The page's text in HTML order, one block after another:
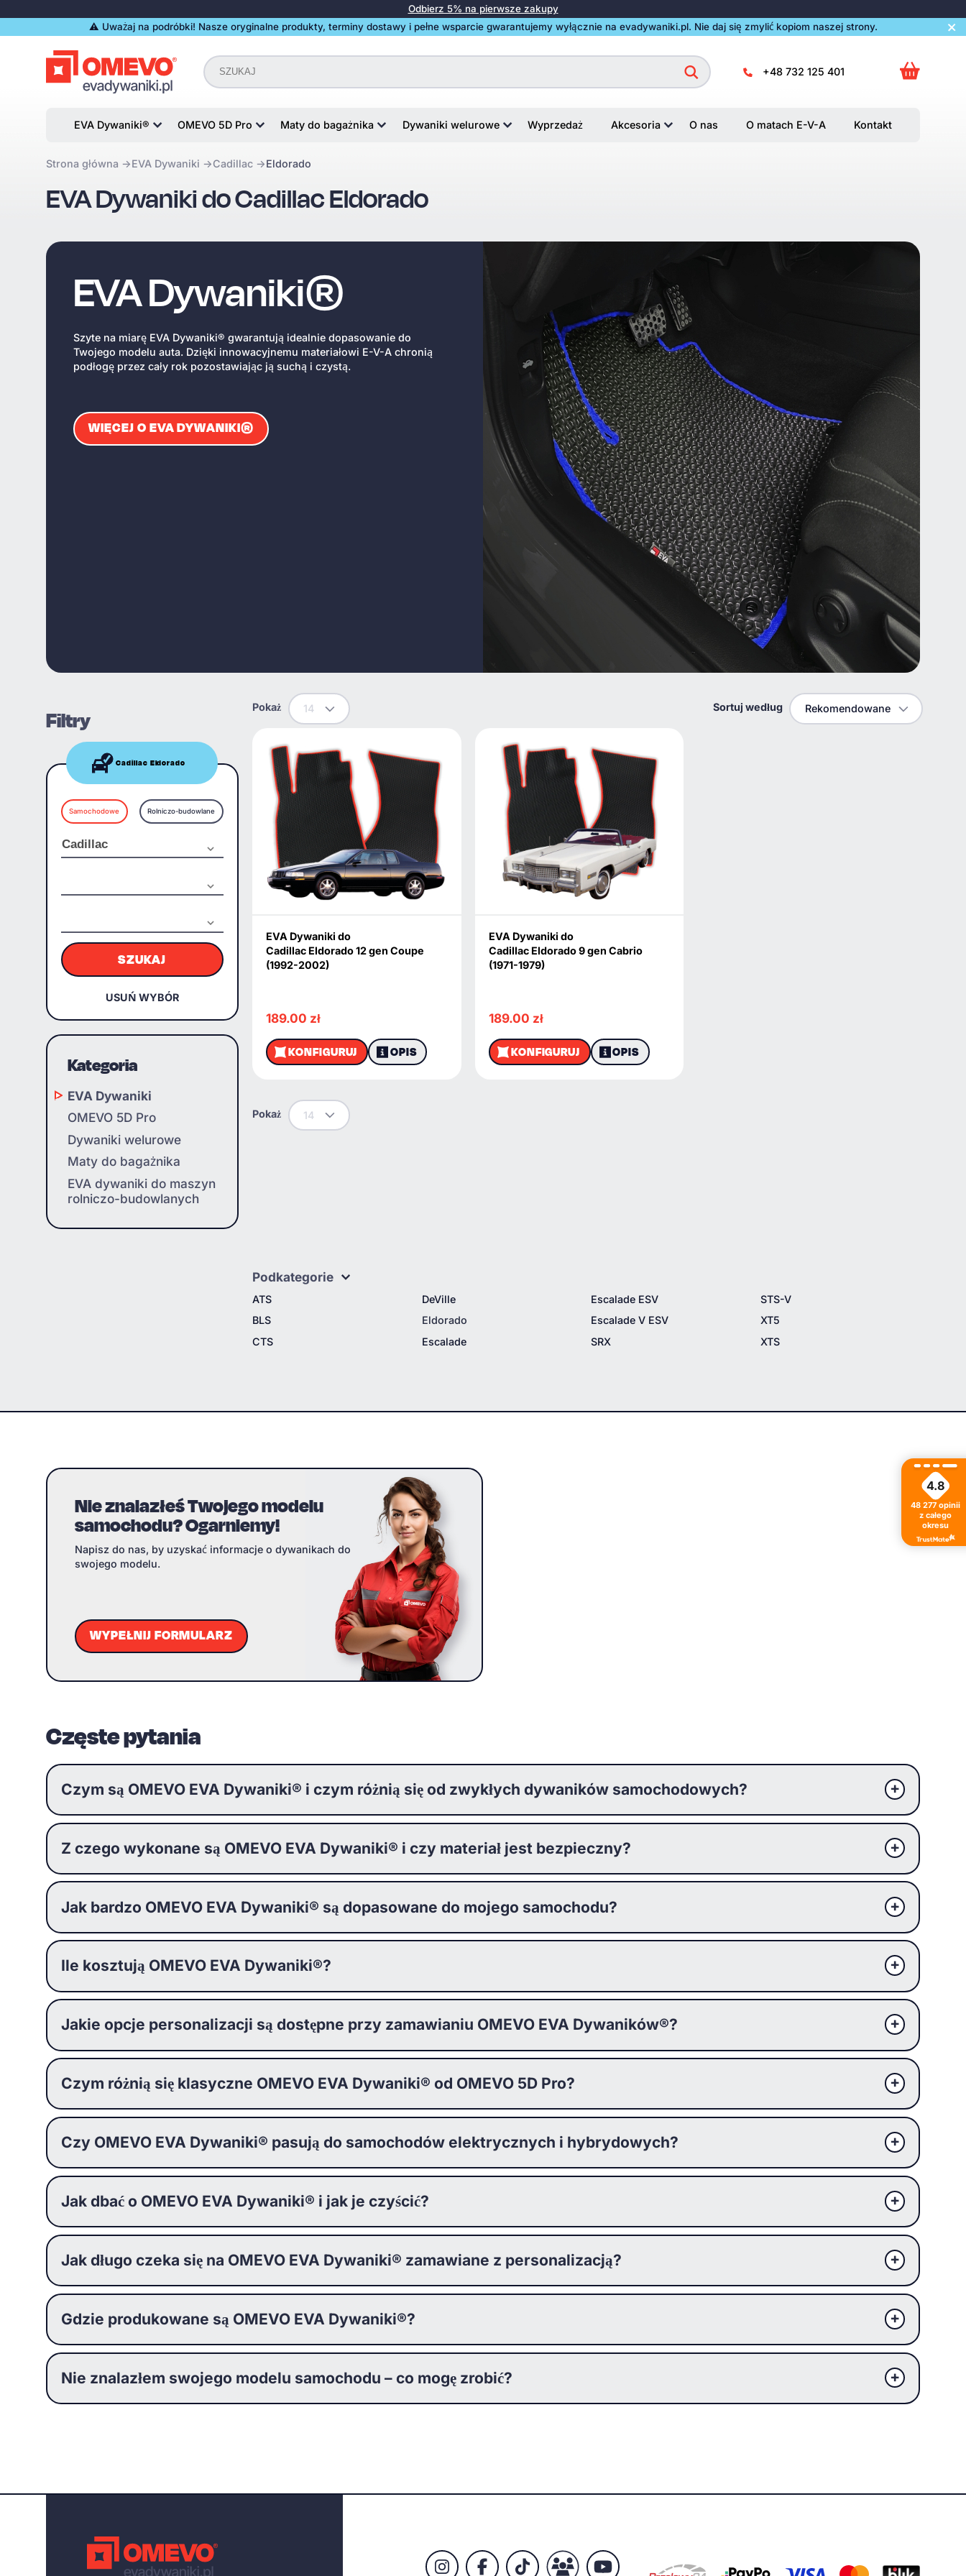
Odbierz 5% na pierwsze zakupy
⚠️️ Uważaj na podróbki! Nasze oryginalne produkty, terminy dostawy i pełne wsparcie gwarantujemy wyłącznie na evadywaniki.pl. Nie daj się zmylić kopiom naszej strony.
+48 732 125 401
EVA Dywaniki® OMEVO 5D Pro Maty do bagażnika Dywaniki welurowe Wyprzedaż Akcesoria O nas O matach E-V-A Kontakt
Strona główna EVA Dywaniki Cadillac Eldorado
EVA Dywaniki do Cadillac Eldorado
EVA Dywaniki®
Szyte na miarę EVA Dywaniki® gwarantują idealnie dopasowanie do
Twojego modelu auta. Dzięki innowacyjnemu materiałowi E-V-A chronią
podłogę przez cały rok pozostawiając ją suchą i czystą.
WIĘCEJ O EVA DYWANIKI®
Filtry
Cadillac Eldorado
Samochodowe Rolniczo-budowlane
SZUKAJ
USUŃ WYBÓR
Kategoria
EVA Dywaniki
OMEVO 5D Pro
Dywaniki welurowe
Maty do bagażnika
EVA dywaniki do maszyn
rolniczo-budowlanych
Pokaż 14 Sortuj według Rekomendowane
EVA Dywaniki do
Cadillac Eldorado 12 gen Coupe
(1992-2002)
189.00 zł
KONFIGURUJ OPIS
EVA Dywaniki do
Cadillac Eldorado 9 gen Cabrio
(1971-1979)
189.00 zł
KONFIGURUJ OPIS
Pokaż 14
Podkategorie
ATS
BLS
CTS
DeVille
Eldorado
Escalade
Escalade ESV
Escalade V ESV
SRX
STS-V
XT5
XTS
Nie znalazłeś Twojego modelu
samochodu? Ogarniemy!
Napisz do nas, by uzyskać informacje o dywanikach do
swojego modelu.
WYPEŁNIJ FORMULARZ
Częste pytania
Czym są OMEVO EVA Dywaniki® i czym różnią się od zwykłych dywaników samochodowych?
Z czego wykonane są OMEVO EVA Dywaniki® i czy materiał jest bezpieczny?
Jak bardzo OMEVO EVA Dywaniki® są dopasowane do mojego samochodu?
Ile kosztują OMEVO EVA Dywaniki®?
Jakie opcje personalizacji są dostępne przy zamawianiu OMEVO EVA Dywaników®?
Czym różnią się klasyczne OMEVO EVA Dywaniki® od OMEVO 5D Pro?
Czy OMEVO EVA Dywaniki® pasują do samochodów elektrycznych i hybrydowych?
Jak dbać o OMEVO EVA Dywaniki® i jak je czyścić?
Jak długo czeka się na OMEVO EVA Dywaniki® zamawiane z personalizacją?
Gdzie produkowane są OMEVO EVA Dywaniki®?
Nie znalazłem swojego modelu samochodu – co mogę zrobić?
4.8
48 277 opinii
z całego
okresu